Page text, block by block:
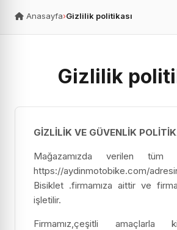
Anasayfa›Gizlilik politikası
Gizlilik
GİZLİLİK VE GÜVENLİK
Mağazamızda verilen tüm
https://aydinmotobike.com/
Bisiklet .firmamıza aittir ve
işletilir.
Firmamız,çeşitli amaçlarla